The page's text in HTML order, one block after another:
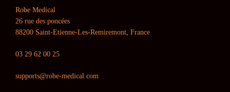
Robe Medical
26 rue des poncées
88200 Saint-Etienne-Les-Remiremont, France
03 29 62 00 25
supports@robe-medical.com